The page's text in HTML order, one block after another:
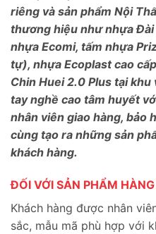
riêng và sản phẩm Nội
thương hiệu như nhựa
nhựa Ecomi, tấm nhựa
tự), nhựa Ecoplast cao
Chin Huei 2.0 Plus tại
tay nghề cao tâm huyết
nhân viên giao hàng, bảo
cùng tạo ra những sản
khách hàng.
ĐỐI VỚI SẢN PHẨM
Khách hàng được nhân
sắc, mẫu mã phù hợp với